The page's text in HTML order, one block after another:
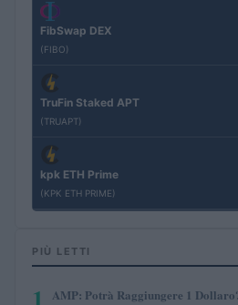
FibSwap DEX
(FIBO)
TruFin Staked APT
(TRUAPT)
kpk ETH Prime
(KPK ETH PRIME)
PIÙ LETTI
AMP: Potrà Raggiungere 1